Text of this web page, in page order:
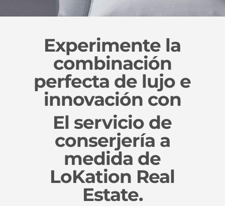
Experimente la
combinación
perfecta de lujo e
innovación con
El servicio de
conserjería a
medida de
LoKation Real
Estate.